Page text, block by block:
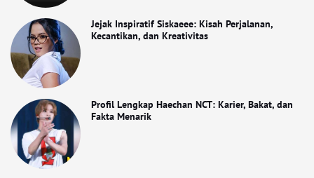
Jejak Inspiratif Siskaeee: Kisah Perjalanan,
Kecantikan, dan Kreativitas
Profil Lengkap Haechan NCT: Karier, Bakat, dan
Fakta Menarik